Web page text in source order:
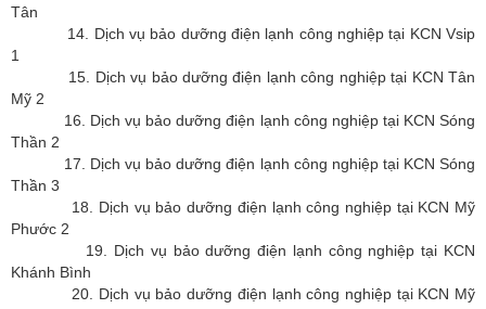
Tân
14. Dịch vụ bảo dưỡng điện lạnh công nghiệp tại KCN Vsip
1
15. Dịch vụ bảo dưỡng điện lạnh công nghiệp tại KCN Tân
Mỹ 2
16. Dịch vụ bảo dưỡng điện lạnh công nghiệp tại KCN Sóng
Thần 2
17. Dịch vụ bảo dưỡng điện lạnh công nghiệp tại KCN Sóng
Thần 3
18. Dịch vụ bảo dưỡng điện lạnh công nghiệp tại KCN Mỹ
Phước 2
19. Dịch vụ bảo dưỡng điện lạnh công nghiệp tại KCN
Khánh Bình
20. Dịch vụ bảo dưỡng điện lạnh công nghiệp tại KCN Mỹ